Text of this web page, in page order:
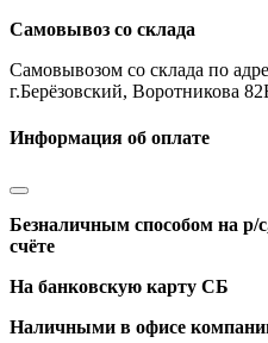
Самовывоз со склада
Самовывозом со склада по
г.Берёзовский, Воротникова
Информация об оплате
Безналичным способом на р/
счёте
На банковскую карту СБ
Наличными в офисе